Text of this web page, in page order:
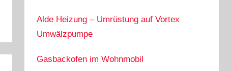
Alde Heizung – Umrüstung auf Vortex
Umwälzpumpe
Gasbackofen im Wohnmobil